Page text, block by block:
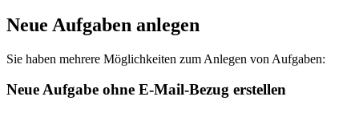
Neue Aufgaben anlegen
Sie haben mehrere Möglichkeiten zum Anlegen von Aufgaben:
Neue Aufgabe ohne E-Mail-Bezug erstellen